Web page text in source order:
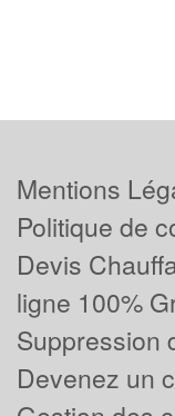
Mentions
Politique de
Devis
ligne 100%
Suppression
Devenez un